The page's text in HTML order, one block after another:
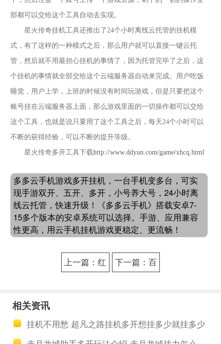
部都可以交给这个工具自动去实现。
星火传奇挂机工具还推出了 24个小时离线云托管的挂机模
式，有了这样的一种模式之后，那么用户就可以直接一键云托
管，然后就不用最担心挂机的事情了，因为托管完毕了之后，这
个挂机的事情就全部交给这个云端服务器自动来完成。用户吃饭
睡觉，用户上学，上班的时候没有时间玩游戏，但是只要把这个
账号挂在云端服务器上面，那么游戏里面的一切操作都可以交给
这个工具，也就是说只要用了这个工具之后，每天24个小时可以
不断的获得经验，可以不断的提升等级。
星火传奇多开工具下载http://www.ddyun.com/game/xhcq.html
多多云手机游戏多开挂机，一台手机变多台，可实
现手游双开、五开、多开，小号养大号，24小时离
线云托管，快速升级！《多多云手机》搭载安卓7-
15多个版本的安卓系统可以选择。手游、应用兼容
性更高，用云手机挂机游戏更稳定、更流畅！
上一篇：红
下一篇：百
相关资讯
挂机不用愁 超凡之路挂机多开想挂多少就挂多少